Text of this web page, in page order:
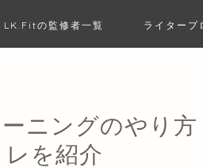
LK.Fitの監修者一覧 ライタープ
ニングのやり方
を紹介